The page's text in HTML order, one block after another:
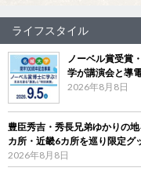
ライフスタイル
ノーベル賞受賞
学が講演会と導
2026年8月8日
豊臣秀吉・秀長兄弟ゆかりの
カ所・近畿6カ所を巡り限定グ
2026年8月8日